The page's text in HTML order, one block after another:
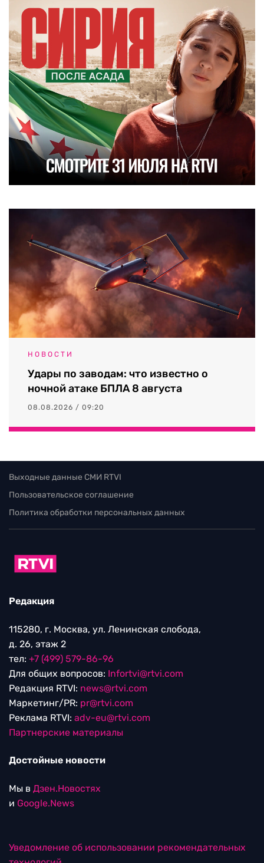
НОВОСТИ
Удары по заводам: что известно о
ночной атаке БПЛА 8 августа
08.08.2026 / 09:20
Выходные данные СМИ RTVI
Пользовательское соглашение
Политика обработки персональных данных
Редакция
115280, г. Москва, ул. Ленинская слобода,
д. 26, этаж 2
тел: +7 (499) 579-86-96
Для общих вопросов: Infortvi@rtvi.com
Редакция RTVI: news@rtvi.com
Маркетинг/PR: pr@rtvi.com
Реклама RTVI: adv-eu@rtvi.com
Партнерские материалы
Достойные новости
Мы в Дзен.Новостях
и Google.News
Уведомление об использовании рекомендательных